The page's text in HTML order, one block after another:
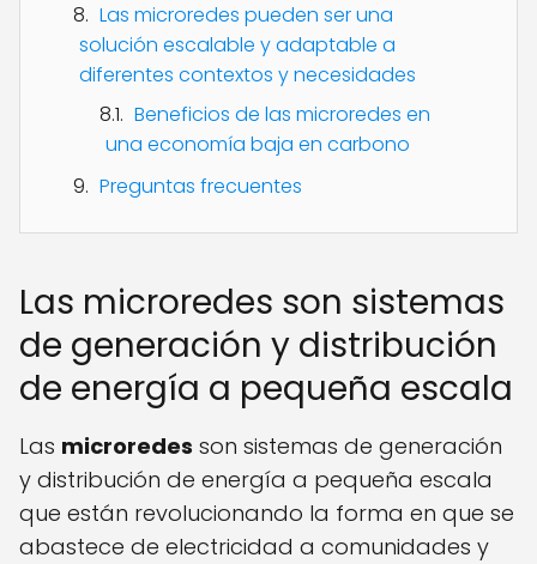
Las microredes pueden ser una
solución escalable y adaptable a
diferentes contextos y necesidades
Beneficios de las microredes en
una economía baja en carbono
Preguntas frecuentes
Las microredes son sistemas
de generación y distribución
de energía a pequeña escala
Las microredes son sistemas de generación
y distribución de energía a pequeña escala
que están revolucionando la forma en que se
abastece de electricidad a comunidades y